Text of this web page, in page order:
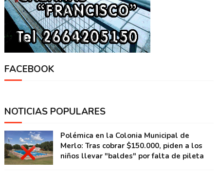
FACEBOOK
NOTICIAS POPULARES
Polémica en la Colonia Municipal de
Merlo: Tras cobrar $150.000, piden a los
niños llevar "baldes" por falta de pileta